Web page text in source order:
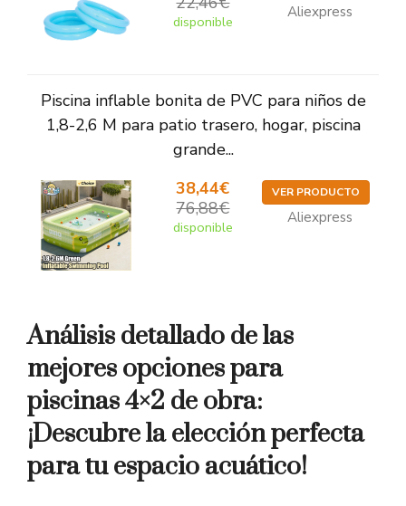
disponible
Aliexpress
Piscina inflable bonita de PVC para niños de
1,8-2,6 M para patio trasero, hogar, piscina
grande...
38,44€
76,88€
disponible
VER PRODUCTO
Aliexpress
Análisis detallado de las
mejores opciones para
piscinas 4×2 de obra:
¡Descubre la elección perfecta
para tu espacio acuático!